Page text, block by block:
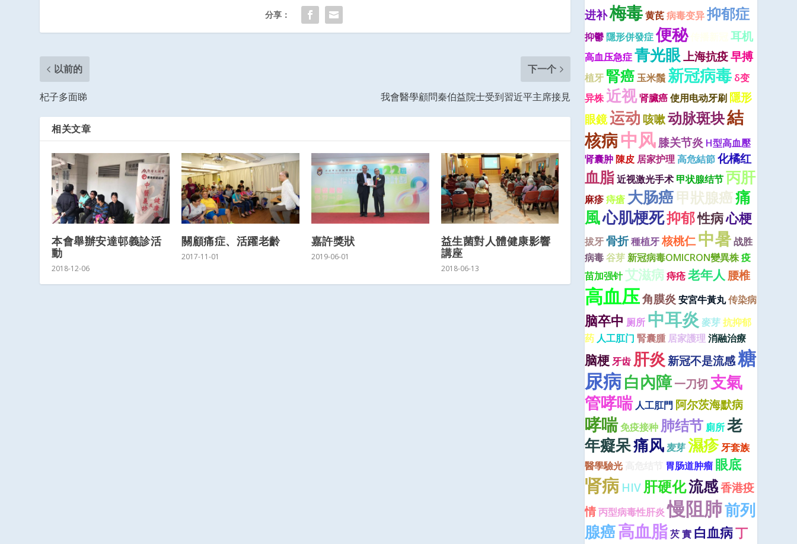
分享：
以前的
杞子多面睇
下一个
我會醫學顧問秦伯益院士受到習近平主席接見
相关文章
本會舉辦安達邨義診活
動
2018-12-06
關顧痛症、活躍老齡
2017-11-01
嘉許獎狀
2019-06-01
益生菌對人體健康影響
講座
2018-06-13
进补梅毒黄芪病毒变异抑郁症
抑鬱隱形併發症便秘 耳机
高血压急症青光眼上海抗疫早搏
植牙 腎癌玉米鬚新冠病毒 δ变
异株近视肾臟癌使用电动牙刷 隱形
眼鏡运动 咳嗽动脉斑块結
核病中风膝关节炎 H型高血壓
肾囊肿陳皮 居家护理 高危結節化橘红
血脂近视激光手术 甲状腺结节丙肝
麻疹痔瘡大肠癌甲狀腺癌痛
風心肌梗死抑郁性病心梗
拔牙骨折種植牙核桃仁中暑战胜
病毒谷芽新冠病毒OMICRON變異株疫
苗加强针艾滋病痔疮老年人 腰椎
高血压角膜炎安宮牛黃丸传染病
脑卒中 厕所 中耳炎 麥芽抗抑郁
药 人工肛门 腎囊腫 居家護理 消融治療
脑梗牙齿 肝炎 新冠不是流感糖
尿病白內障一刀切 支氣
管哮喘 人工肛門 阿尔茨海默病
哮喘免疫接种 肺结节 廁所老
年癡呆痛风 麦芽濕疹牙套族
醫學驗光
胃肠道肿瘤 眼底
肾病 HIV肝硬化流感香港疫
情丙型病毒性肝炎 慢阻肺前列
腺癌高血脂芡 實 白血病丁